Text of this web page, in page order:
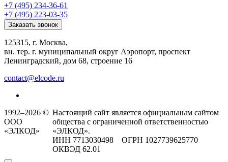
+7 (495) 234-36-61
+7 (495) 223-03-35
Заказать звонок
125315, г. Москва,
вн. тер. г. муниципальный округ Аэропорт, проспект
Ленинградский, дом 68, строение 16
contact@elcode.ru
1992–2026 ©
ООО
«ЭЛКОД»
Настоящий сайт является официальным сайтом
общества с ограниченной ответственностью
«ЭЛКОД».
ИНН 7713030498 ОГРН 1027739625770
ОКВЭД 62.01